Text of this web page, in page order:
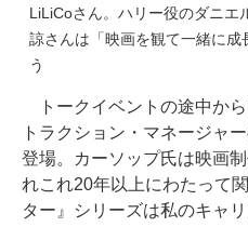
LiLiCoさん。ハリー役のダニエ
諒さんは「映画を観て一緒に
う
トークイベントの途中か
トラクション・マネージャ
登場。カーソップ氏は映画
れこれ20年以上にわたって
ター』シリーズは私のキャ